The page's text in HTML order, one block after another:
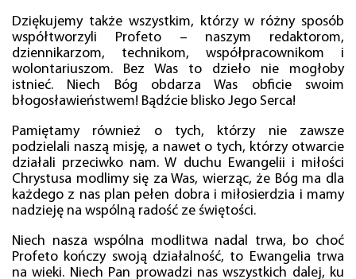
Dziękujemy także wszystkim, którzy w różny sposób
współtworzyli Profeto – naszym redaktorom,
dziennikarzom, technikom, współpracownikom i
wolontariuszom. Bez Was to dzieło nie mogłoby
istnieć. Niech Bóg obdarza Was obficie swoim
błogosławieństwem! Bądźcie blisko Jego Serca!
Pamiętamy również o tych, którzy nie zawsze
podzielali naszą misję, a nawet o tych, którzy otwarcie
działali przeciwko nam. W duchu Ewangelii i miłości
Chrystusa modlimy się za Was, wierząc, że Bóg ma dla
każdego z nas plan pełen dobra i miłosierdzia i mamy
nadzieję na wspólną radość ze świętości.
Niech nasza wspólna modlitwa nadal trwa, bo choć
Profeto kończy swoją działalność, to Ewangelia trwa
na wieki. Niech Pan prowadzi nas wszystkich dalej, ku